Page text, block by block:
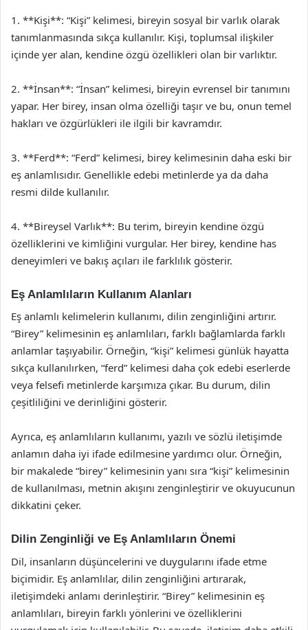
1. **Kişi**: “Kişi” kelimesi, bireyin sosyal bir varlık olarak
tanımlanmasında sıkça kullanılır. Kişi, toplumsal ilişkiler
içinde yer alan, kendine özgü özellikleri olan bir varlıktır.
2. **İnsan**: “İnsan” kelimesi, bireyin evrensel bir tanımını
yapar. Her birey, insan olma özelliği taşır ve bu, onun temel
hakları ve özgürlükleri ile ilgili bir kavramdır.
3. **Ferd**: “Ferd” kelimesi, birey kelimesinin daha eski bir
eş anlamlısıdır. Genellikle edebi metinlerde ya da daha
resmi dilde kullanılır.
4. **Bireysel Varlık**: Bu terim, bireyin kendine özgü
özelliklerini ve kimliğini vurgular. Her birey, kendine has
deneyimleri ve bakış açıları ile farklılık gösterir.
Eş Anlamlıların Kullanım Alanları
Eş anlamlı kelimelerin kullanımı, dilin zenginliğini artırır.
“Birey” kelimesinin eş anlamlıları, farklı bağlamlarda farklı
anlamlar taşıyabilir. Örneğin, “kişi” kelimesi günlük hayatta
sıkça kullanılırken, “ferd” kelimesi daha çok edebi eserlerde
veya felsefi metinlerde karşımıza çıkar. Bu durum, dilin
çeşitliliğini ve derinliğini gösterir.
Ayrıca, eş anlamlıların kullanımı, yazılı ve sözlü iletişimde
anlamın daha iyi ifade edilmesine yardımcı olur. Örneğin,
bir makalede “birey” kelimesinin yanı sıra “kişi” kelimesinin
de kullanılması, metnin akışını zenginleştirir ve okuyucunun
dikkatini çeker.
Dilin Zenginliği ve Eş Anlamlıların Önemi
Dil, insanların düşüncelerini ve duygularını ifade etme
biçimidir. Eş anlamlılar, dilin zenginliğini artırarak,
iletişimdeki anlamı derinleştirir. “Birey” kelimesinin eş
anlamlıları, bireyin farklı yönlerini ve özelliklerini